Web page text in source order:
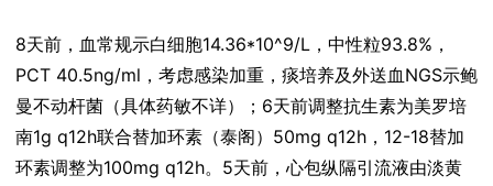
8天前，血常规示白细胞14.36*10^9/L，中性粒93.8%，
PCT 40.5ng/ml，考虑感染加重，痰培养及外送血NGS示鲍
曼不动杆菌（具体药敏不详）；6天前调整抗生素为美罗培
南1g q12h联合替加环素（泰阁）50mg q12h，12-18替加
环素调整为100mg q12h。5天前，心包纵隔引流液由淡黄